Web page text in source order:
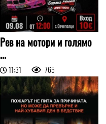
Рев на мотори и голямо
...
11:31 765